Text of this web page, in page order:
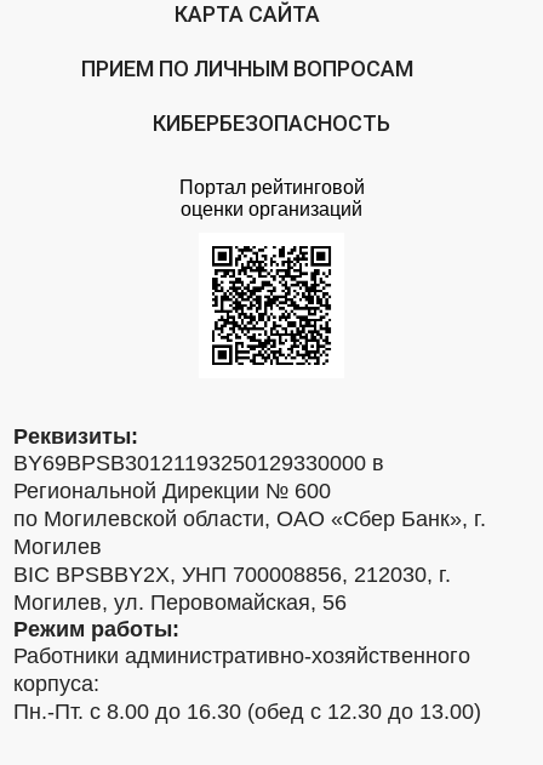
КАРТА САЙТА
ПРИЕМ ПО ЛИЧНЫМ ВОПРОСАМ
КИБЕРБЕЗОПАСНОСТЬ
Портал рейтинговой
оценки организаций
Реквизиты:
BY69BPSB30121193250129330000 в
Региональной Дирекции № 600
по Могилевской области, ОАО «Сбер Банк», г.
Могилев
BIC BPSBBY2X, УНП 700008856, 212030, г.
Могилев, ул. Перовомайская, 56
Режим работы:
Работники административно-хозяйственного
корпуса:
Пн.-Пт. с 8.00 до 16.30 (обед с 12.30 до 13.00)